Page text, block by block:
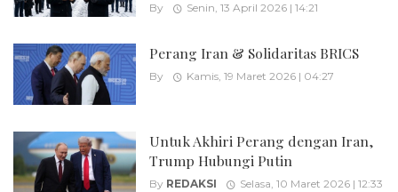
By Senin, 13 April 2026 | 14:21
Perang Iran & Solidaritas BRICS
By Kamis, 19 Maret 2026 | 04:27
Untuk Akhiri Perang dengan Iran,
Trump Hubungi Putin
By REDAKSI Selasa, 10 Maret 2026 | 12:33